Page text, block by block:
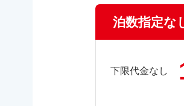
泊数指定な
下限代金なし